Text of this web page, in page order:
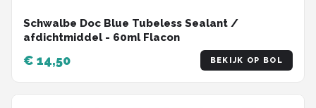
Schwalbe Doc Blue Tubeless Sealant /
afdichtmiddel - 60ml Flacon
€ 14,50 BEKIJK OP BOL